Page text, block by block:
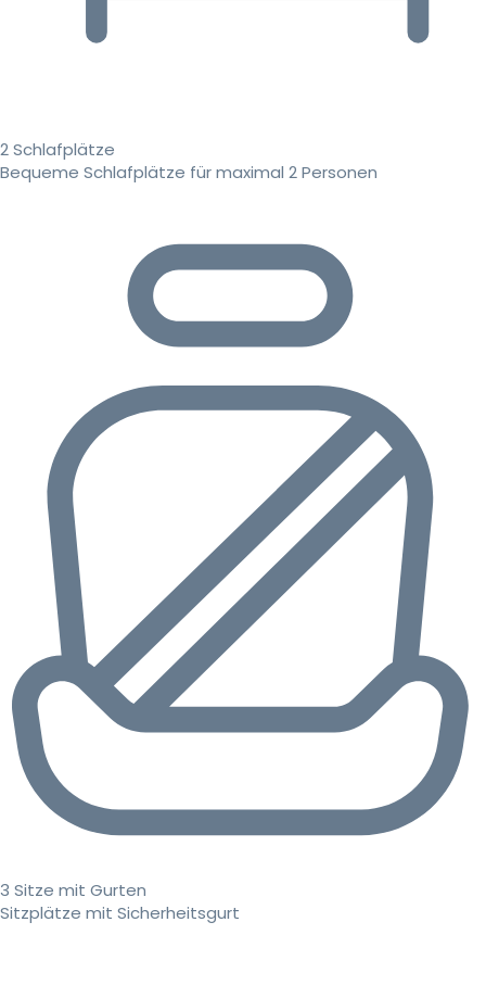
2 Schlafplätze
Bequeme Schlafplätze für maximal 2 Personen
3 Sitze mit Gurten
Sitzplätze mit Sicherheitsgurt